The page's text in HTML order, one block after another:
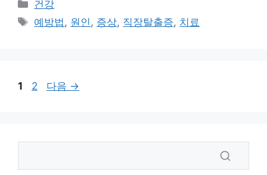
테
건강
태
예방법, 원인, 증상, 직장탈출증, 치료
페
1
페
2 다음 →